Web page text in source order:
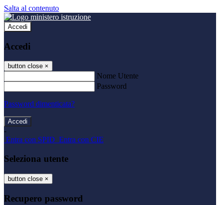
Salta al contenuto
Accedi
Accedi
button close ×
Nome Utente
Password
Password dimenticata?
-
Entra con SPID Entra con CIE
Seleziona utente
button close ×
Recupero password